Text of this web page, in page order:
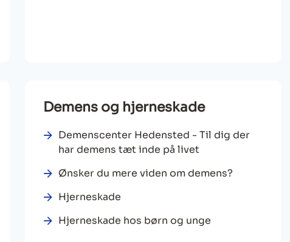
Demens og hjerneskade
Demenscenter Hedensted - Til dig der
har demens tæt inde på livet
Ønsker du mere viden om demens?
Hjerneskade
Hjerneskade hos børn og unge